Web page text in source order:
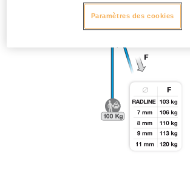
Paramètres des cookies